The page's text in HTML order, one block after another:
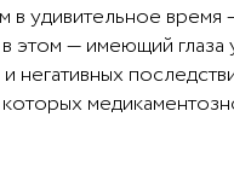
удивительное время
этом — имеющий
негативных